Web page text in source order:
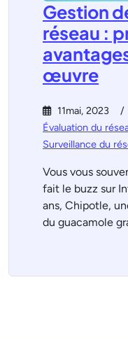
Gestion
réseau :
œuvre
11mai, 2023
Évaluation du
Surveillance du
Vous vous
fait le buzz sur
ans, Chipotle,
du guacamole